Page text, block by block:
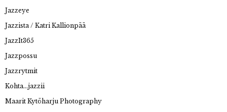
Jazzeye
Jazzista / Katri Kallionpää
JazzIt365
Jazzpossu
Jazzrytmit
Kohta…jazzii
Maarit Kytöharju Photography